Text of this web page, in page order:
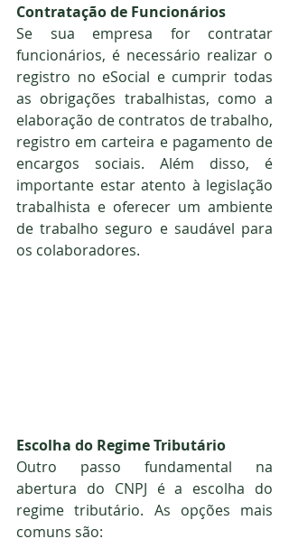
Contratação de Funcionários
Se sua empresa for contratar
funcionários, é necessário realizar o
registro no eSocial e cumprir todas
as obrigações trabalhistas, como a
elaboração de contratos de trabalho,
registro em carteira e pagamento de
encargos sociais. Além disso, é
importante estar atento à legislação
trabalhista e oferecer um ambiente
de trabalho seguro e saudável para
os colaboradores.
Escolha do Regime Tributário
Outro passo fundamental na
abertura do CNPJ é a escolha do
regime tributário. As opções mais
comuns são: